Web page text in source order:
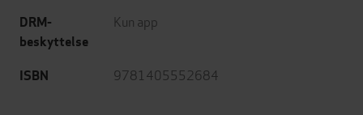
DRM-
beskyttelse
Kun app
ISBN 9781405552684